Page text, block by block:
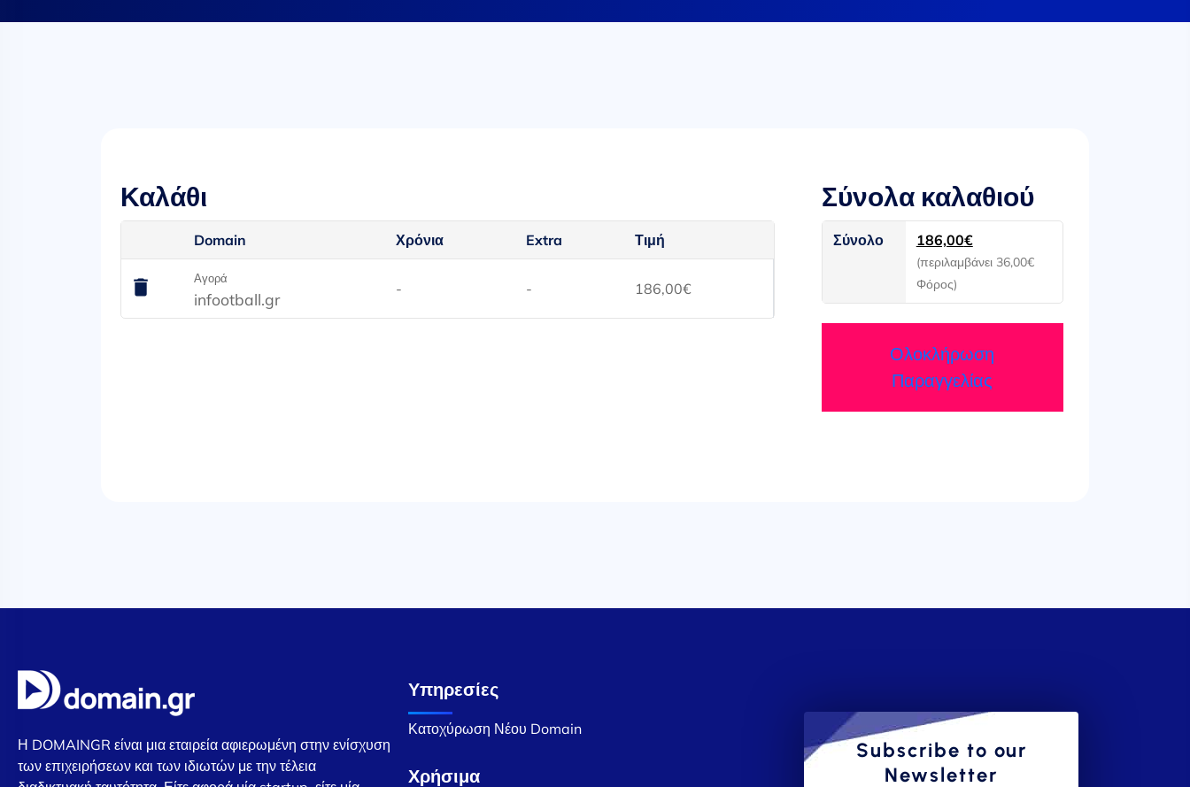
Καλάθι
Domain Χρόνια Extra Τιμή
Αγορά
infootball.gr
- - 186,00€
Σύνολα καλαθιού
Σύνολο 186,00€
(περιλαμβάνει 36,00€
Φόρος)
Ολοκλήρωση
Παραγγελίας
Η DOMAINGR είναι μια εταιρεία αφιερωμένη στην ενίσχυση
των επιχειρήσεων και των ιδιωτών με την τέλεια
Υπηρεσίες
Κατοχύρωση Νέου Domain
Χρήσιμα
Subscribe to our
Newsletter